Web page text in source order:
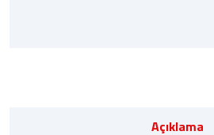
Açıklama